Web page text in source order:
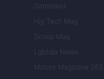
Gameland
Hig Tech Mag
Scoop Mag
Lgbtqia News
Motors Magazine 365